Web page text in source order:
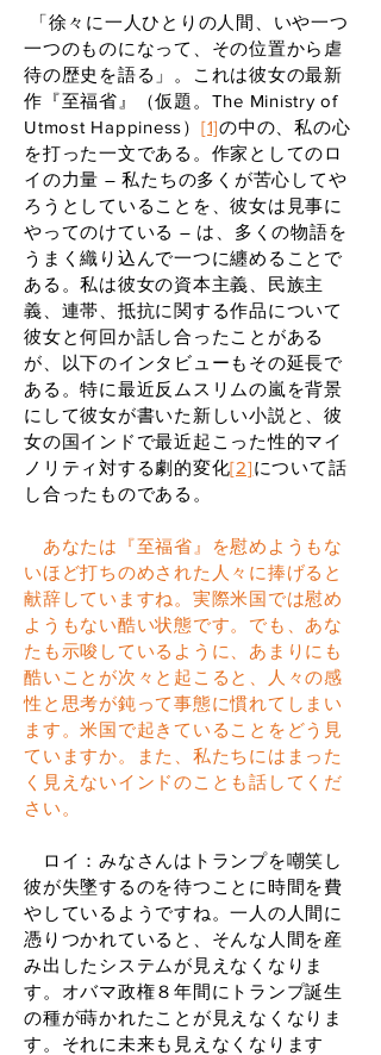
「徐々に一人ひとりの人間、いや一つ
一つのものになって、その位置から虐
待の歴史を語る」。これは彼女の最新
作『至福省』（仮題。The Ministry of
Utmost Happiness） [1]の中の、私の心
を打った一文である。作家としてのロ
イの力量 ― 私たちの多くが苦心してや
ろうとしていることを、彼女は見事に
やってのけている ― は、多くの物語を
うまく織り込んで一つに纏めることで
ある。私は彼女の資本主義、民族主
義、連帯、抵抗に関する作品について
彼女と何回か話し合ったことがある
が、以下のインタビューもその延長で
ある。特に最近反ムスリムの嵐を背景
にして彼女が書いた新しい小説と、彼
女の国インドで最近起こった性的マイ
ノリティ対する劇的変化[2]について話
し合ったものである。
あなたは『至福省』を慰めようもな
いほど打ちのめされた人々に捧げると
献辞していますね。実際米国では慰め
ようもない酷い状態です。でも、あな
たも示唆しているように、あまりにも
酷いことが次々と起こると、人々の感
性と思考が鈍って事態に慣れてしまい
ます。米国で起きていることをどう見
ていますか。また、私たちにはまった
く見えないインドのことも話してくだ
さい。
ロイ：みなさんはトランプを嘲笑し
彼が失墜するのを待つことに時間を費
やしているようですね。一人の人間に
憑りつかれていると、そんな人間を産
み出したシステムが見えなくなりま
す。オバマ政権８年間にトランプ誕生
の種が蒔かれたことが見えなくなりま
す。それに未来も見えなくなります